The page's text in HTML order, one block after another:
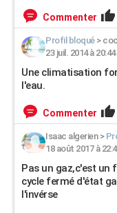
Commenter
Profil bloqué>
23 juil. 2014 à 20:44
Une climatisation
l'eau.
Commenter
Isaac algerien>
18 août 2017 à
Pas un gaz,c'est un
cycle fermé d'état
l'invérse